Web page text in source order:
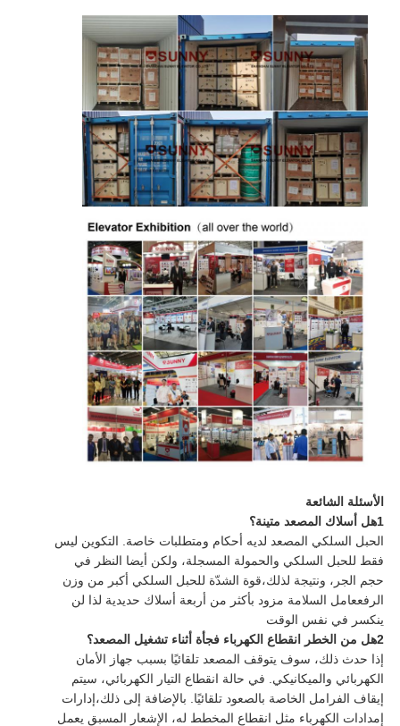
الأسئلة الشائعة
1هل أسلاك المصعد متينة؟
الحبل السلكي المصعد لديه أحكام ومتطلبات خاصة. التكوين ليس
فقط للحبل السلكي والحمولة المسجلة، ولكن أيضا النظر في
حجم الجر، ونتيجة لذلك،قوة الشدّة للحبل السلكي أكبر من وزن
الرفععامل السلامة مزود بأكثر من أربعة أسلاك حديدية لذا لن
ينكسر في نفس الوقت
2هل من الخطر انقطاع الكهرباء فجأة أثناء تشغيل المصعد؟
إذا حدث ذلك، سوف يتوقف المصعد تلقائيًا بسبب جهاز الأمان
الكهربائي والميكانيكي. في حالة انقطاع التيار الكهربائي، سيتم
إيقاف الفرامل الخاصة بالصعود تلقائيًا. بالإضافة إلى ذلك،إدارات
إمدادات الكهرباء مثل انقطاع المخطط له، الإشعار المسبق يعمل